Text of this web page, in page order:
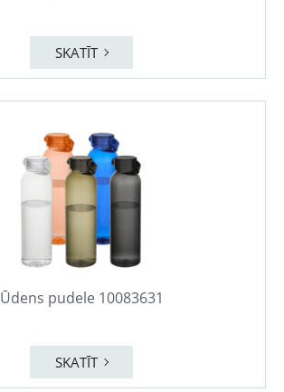
SKATĪT
Ūdens pudele 10083631
SKATĪT